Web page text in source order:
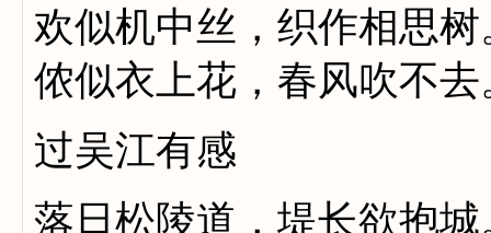
欢似机中丝，织作相思树
侬似衣上花，春风吹不去
过吴江有感
落日松陵道，堤长欲抱城